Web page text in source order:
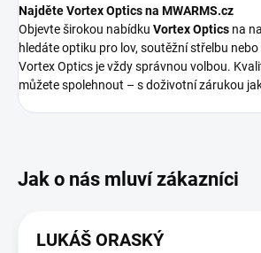
Najděte Vortex Optics na MWARMS.cz
Objevte širokou nabídku VortexOptics na
hledáte optiku pro lov, soutěžní střelbu
Vortex Optics je vždy správnou volbou.
můžete spolehnout – s doživotní zárukou
LUKÁŠ ORASKÝ